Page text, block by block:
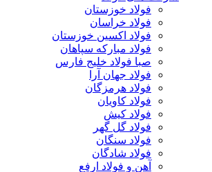
فولاد خوزستان
فولاد خراسان
فولاد اکسین خوزستان
فولاد مبارکه سپاهان
صبا فولاد خلیج فارس
فولاد جهان آرا
فولاد هرمزگان
فولاد کاویان
فولاد کیش
فولاد گل گهر
فولاد سنگان
فولاد شادگان
آهن و فولاد ارفع